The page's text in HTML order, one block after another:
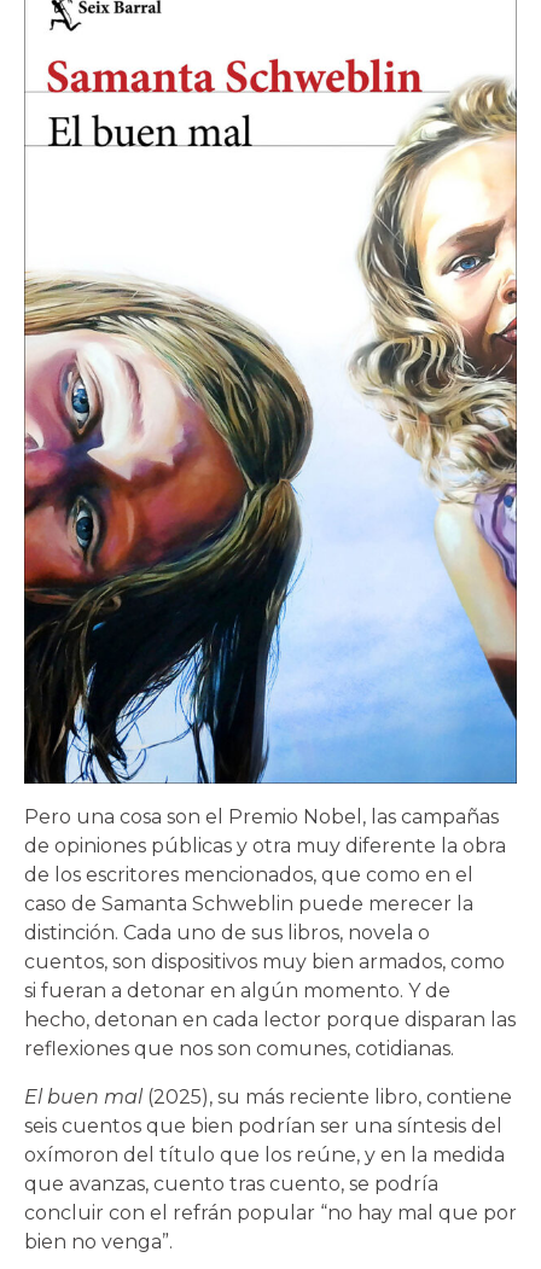
Pero una cosa son el Premio Nobel, las campañas
de opiniones públicas y otra muy diferente la obra
de los escritores mencionados, que como en el
caso de Samanta Schweblin puede merecer la
distinción. Cada uno de sus libros, novela o
cuentos, son dispositivos muy bien armados, como
si fueran a detonar en algún momento. Y de
hecho, detonan en cada lector porque disparan las
reflexiones que nos son comunes, cotidianas.
El buen mal(2025), su más reciente libro, contiene
seis cuentos que bien podrían ser una síntesis del
oxímoron del título que los reúne, y en la medida
que avanzas, cuento tras cuento, se podría
concluir con el refrán popular “no hay mal que por
bien no venga”.